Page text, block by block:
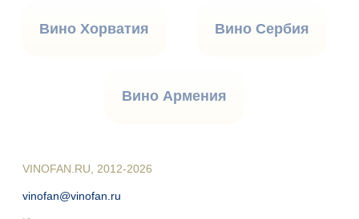
Вино Хорватия Вино Сербия
Вино Армения
VINOFAN.RU, 2012-2026
vinofan@vinofan.ru